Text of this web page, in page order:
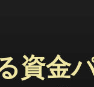
資金